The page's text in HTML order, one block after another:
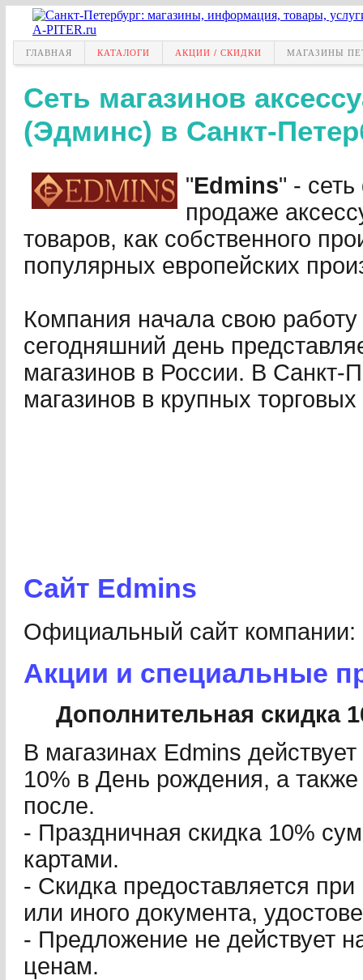
ГЛАВНАЯ КАТАЛОГИ АКЦИИ / СКИДКИ МАГАЗИНЫ
Сеть магазинов
(Эдминс) в Санкт-
"Edmins" -
продаже
товаров, как собственного
популярных европейских
Компания начала свою работу
сегодняшний день
магазинов в России. В Санкт-
магазинов в крупных
Сайт Edmins
Официальный cайт компании:
Акции и специальные
Дополнительная скидка
В магазинах Edmins
10% в День рождения, а
после.
- Праздничная скидка 10%
картами.
- Скидка предоставляется
или иного документа,
- Предложение не действует
ценам.